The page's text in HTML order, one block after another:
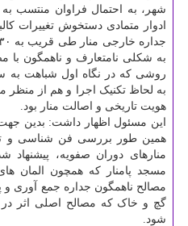
شهر، به احتمال فراوان منتسب
ادوار متمادی دستخوش تغییرات
به شکلی نامتعارف و ناهمگون با
روشی که در نگاه اول شباهت به
به لحاظ تکنیک اجرا و هم از منظر
هویت تاریخی و اصالت منار بود.
این مسئول اظهار داشت: بدین
همین طور بررسی فن شناسی و
منارهای دوران صفویه،
مسجد پامنار که همچون المان
مصالح ناهمگون جداره جمع آوری
گچ و خاک که مصالح اصلی اثر در
شود.